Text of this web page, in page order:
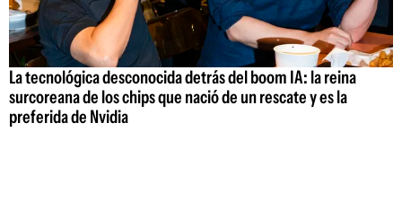
La tecnológica desconocida detrás del boom IA: la reina
surcoreana de los chips que nació de un rescate y es la
preferida de Nvidia